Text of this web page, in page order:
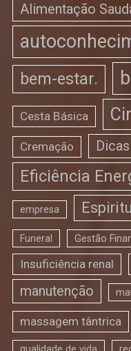
Alimentação
bem-estar.
Cesta Básica
Cremação Dicas
Eficiência
empresa
Funeral Gestão
Insuficiência renal
manutenção
massagem tântrica